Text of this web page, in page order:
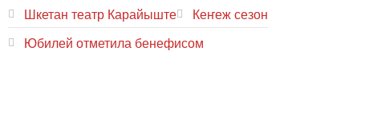
Шкетан театр Карайыште
Кеҥеж сезон
Юбилей отметила бенефисом